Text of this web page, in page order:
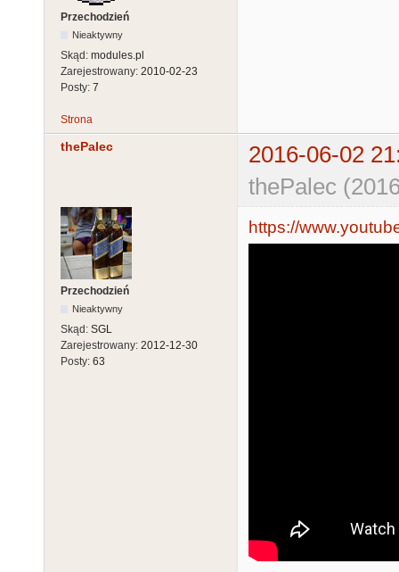
Przechodzień
Nieaktywny
Skąd: modules.pl
Zarejestrowany: 2010-02-23
Posty: 7
Strona
thePalec
2016-06-02
thePalec
Przechodzień
Nieaktywny
Skąd: SGL
Zarejestrowany: 2012-12-30
Posty: 63
https://